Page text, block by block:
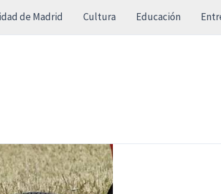
de Madrid Cultura Educación